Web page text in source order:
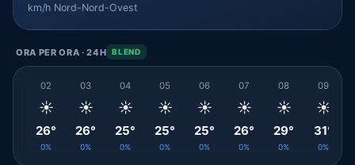
km/h Nord-Nord-Ovest
ORA PER ORA · 24H BLEND
02
☀️
26°
0%
03
☀️
26°
0%
04
☀️
25°
0%
05
☀️
25°
0%
06
☀️
25°
0%
07
☀️
26°
0%
08
☀️
29°
0%
09
☀️
31°
0%